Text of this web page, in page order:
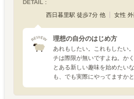
DETAIL :
西日暮里駅 徒歩7分 他
女性
理想の自分のはじめ方
あれもしたい。これもしたい
チは際限が無いですよね。かく
とある新しい趣味を始めたい
も、でも実際にやってますか
赦なく追い立てる仕事の山に